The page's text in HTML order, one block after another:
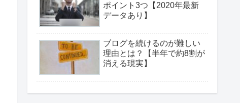
ポイント3つ【2020年最新
データあり】
ブログを続けるのが難しい
理由とは？【半年で約8割が
消える現実】